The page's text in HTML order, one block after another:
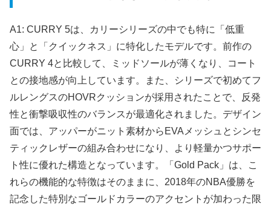
A1: CURRY 5は、カリーシリーズの中でも特に「低重
心」と「クイックネス」に特化したモデルです。前作の
CURRY 4と比較して、ミッドソールが薄くなり、コート
との接地感が向上しています。また、シリーズで初めてフ
ルレングスのHOVRクッションが採用されたことで、反発
性と衝撃吸収性のバランスが最適化されました。デザイン
面では、アッパーがニット素材からEVAメッシュとシンセ
ティックレザーの組み合わせになり、より軽量かつサポー
ト性に優れた構造となっています。「Gold Pack」は、こ
れらの機能的な特徴はそのままに、2018年のNBA優勝を
記念した特別なゴールドカラーのアクセントが加わった限